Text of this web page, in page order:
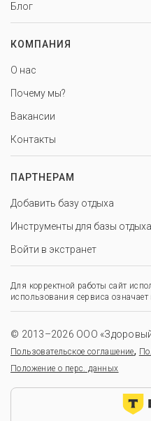
Блог
КОМПАНИЯ
О нас
Почему мы?
Вакансии
Контакты
ПАРТНЕРАМ
Добавить базу отдыха
Инструменты для базы отдыха
Войти в экстранет
Для корректной работы сайт
использования сервиса
© 2013–2026 ООО
Пользовательское соглашение,
Положение о перс. данных